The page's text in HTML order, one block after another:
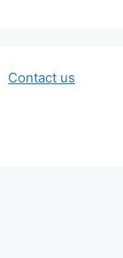
Contact us